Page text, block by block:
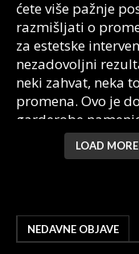
LOAD MORE
NEDAVNE OBJAVE